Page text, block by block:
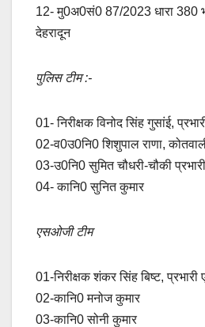
12- मु0अ0सं0 87/2023 धारा 380
देहरादून
पुलिस टीम :-
01- निरीक्षक विनोद सिंह गुसांई,
02-व0उ0नि0 शिशुपाल राणा,
03-उ0नि0 सुमित चौधरी-चौकी
04- कानि0 सुनित कुमार
एसओजी टीम
01-निरीक्षक शंकर सिंह बिष्ट,
02-कानि0 मनोज कुमार
03-कानि0 सोनी कुमार